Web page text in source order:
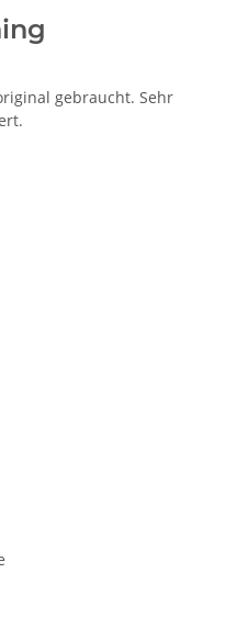
gebraucht. Sehr